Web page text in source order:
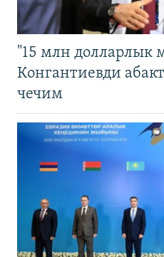
"15 млн долларлык
Конгантиевди
чечим